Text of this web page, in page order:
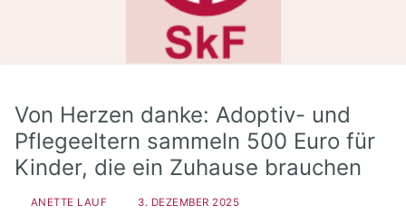
Von Herzen danke: Adoptiv- und
Pflegeeltern sammeln 500 Euro für
Kinder, die ein Zuhause brauchen
ANETTE LAUF
3. DEZEMBER 2025